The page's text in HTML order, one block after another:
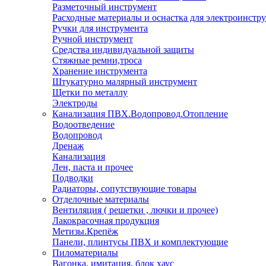
Разметочный инструмент
Расходные материалы и оснастка для
Ручки для инструмента
Ручной инструмент
Средства индивидуальной защиты
Стяжные ремни,троса
Хранение инструмента
Штукатурно малярный инструмент
Щетки по металлу
Электроды
Канализация ПВХ.Водопровод.Отопление
Водоотведение
Водопровод
Дренаж
Канализация
Лен, паста и прочее
Подводки
Радиаторы, сопутствующие товары
Отделочные материалы
Вентиляция ( решетки , лючки и прочее)
Лакокрасочная продукция
Метизы.Крепёж
Панели, плинтусы ПВХ и комплектующие
Пиломатериалы
Вагонка, имитация, блок хаус